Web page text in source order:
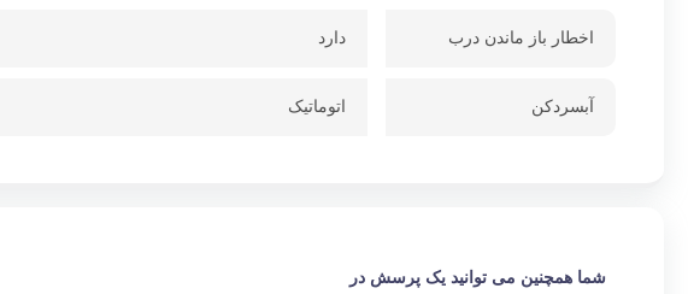
اخطار باز ماندن درب دارد
آبسردکن اتوماتیک
شما همچنین می توانید یک پرسش در